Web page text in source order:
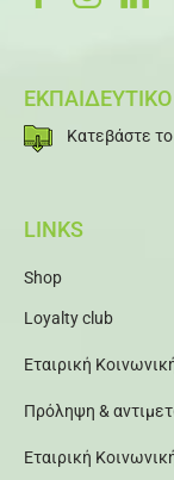
Κατεβάστε
LINKS
Shop
Loyalty club
Εταιρική
Πρόληψη &
Εταιρική